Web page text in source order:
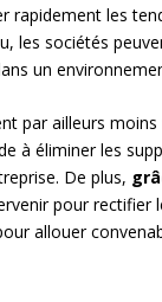
rapidement les
les sociétés
un
par ailleurs
à éliminer les
De plus,
pour rectifier
allouer